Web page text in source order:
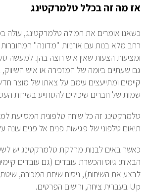
אז מה זה בכלל טלמרקטינג
כשאנו אומרים את המילה טלמרקטינג, עולה
רחב מלא בנות עם אוזניות "מדונה"
ומציעות הצעות שאין איש רוצה בהן. למעשה
גם שעתיים ביומה של המזכירה או איש השיווק,
קיימים ומתייעצים עימם על צאתו של מוצר
שמות של חברים שיכולים להסתייע בשירות
טלמרקטינג זה כל שיחה טלפונית המסייעת
תיאום טלפוני של פגישות פנים אל פנים עונה
כאשר באים לבנות מחלקת טלמרקטינג יש
הבאות: גיוס והכשרת עובדים (גם עובדים
לבצע את השיחות), ניסוח שיחת המכירה,
Up בעברית ציחה, ורישום הפרטים.